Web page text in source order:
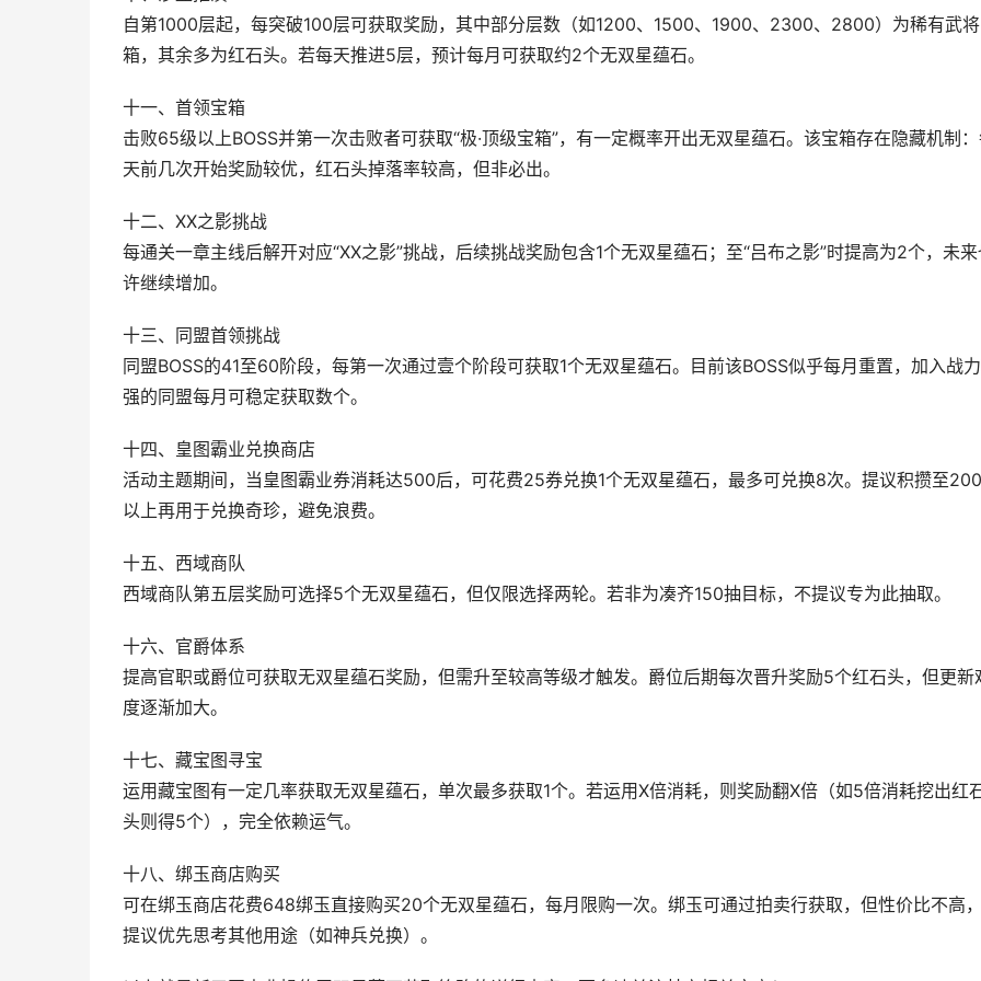
自第1000层起，每突破100层可获取奖励，其中部分层数（如1200、1500、1900、2300、2800）为稀有武将
箱，其余多为红石头。若每天推进5层，预计每月可获取约2个无双星蕴石。
十一、首领宝箱
击败65级以上BOSS并第一次击败者可获取“极·顶级宝箱”，有一定概率开出无双星蕴石。该宝箱存在隐藏机制
天前几次开始奖励较优，红石头掉落率较高，但非必出。
十二、XX之影挑战
每通关一章主线后解开对应“XX之影”挑战，后续挑战奖励包含1个无双星蕴石；至“吕布之影”时提高为2个，未来
许继续增加。
十三、同盟首领挑战
同盟BOSS的41至60阶段，每第一次通过壹个阶段可获取1个无双星蕴石。目前该BOSS似乎每月重置，加入战
强的同盟每月可稳定获取数个。
十四、皇图霸业兑换商店
活动主题期间，当皇图霸业券消耗达500后，可花费25券兑换1个无双星蕴石，最多可兑换8次。提议积攒至
以上再用于兑换奇珍，避免浪费。
十五、西域商队
西域商队第五层奖励可选择5个无双星蕴石，但仅限选择两轮。若非为凑齐150抽目标，不提议专为此抽取。
十六、官爵体系
提高官职或爵位可获取无双星蕴石奖励，但需升至较高等级才触发。爵位后期每次晋升奖励5个红石头，但更新
度逐渐加大。
十七、藏宝图寻宝
运用藏宝图有一定几率获取无双星蕴石，单次最多获取1个。若运用X倍消耗，则奖励翻X倍（如5倍消耗挖出红
头则得5个），完全依赖运气。
十八、绑玉商店购买
可在绑玉商店花费648绑玉直接购买20个无双星蕴石，每月限购一次。绑玉可通过拍卖行获取，但性价比不高，
提议优先思考其他用途（如神兵兑换）。